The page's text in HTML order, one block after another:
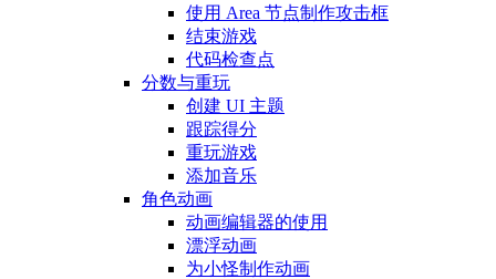
使用 Area 节点制作攻击框
结束游戏
代码检查点
分数与重玩
创建 UI 主题
跟踪得分
重玩游戏
添加音乐
角色动画
动画编辑器的使用
漂浮动画
为小怪制作动画